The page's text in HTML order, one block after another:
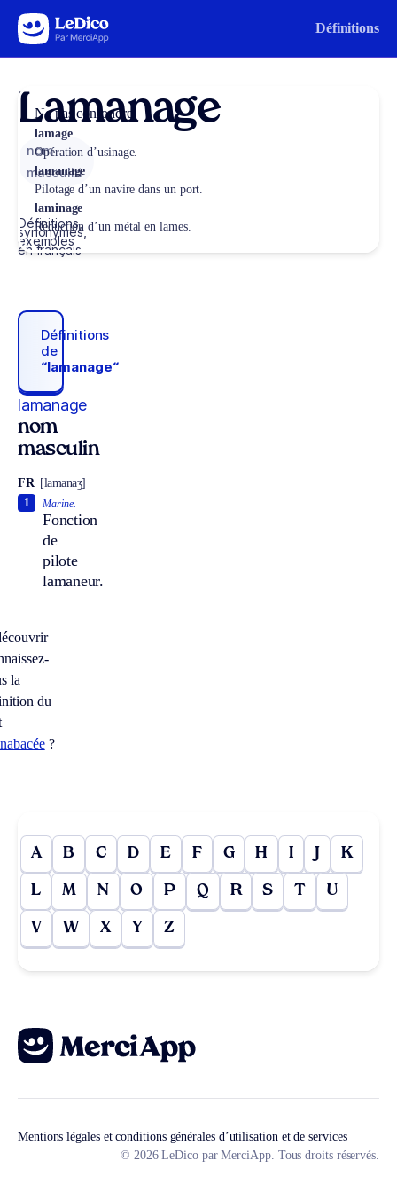
Aller au contenu Définitions
Lamanage
nom
masculin
Définitions,
synonymes,
exemples
en français
Définitions
de
“lamanage“
lamanage
nom
masculin
FR [lamanaʒ]
Marine.
Fonction
de
pilote
lamaneur.
1
la
du
?
Ne pas confondre
lamage
Opération d’usinage.
lamanage
Pilotage d’un navire dans un port.
laminage
Réduction d’un métal en lames.
A B C D E F G H I J K
L M N O P Q R S T U
V W X Y Z
Mentions légales et conditions générales d’utilisation et de services
© 2026 LeDico par MerciApp. Tous droits réservés.